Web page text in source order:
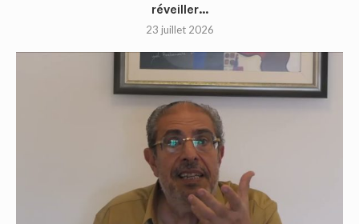
réveiller...
23 juillet 2026